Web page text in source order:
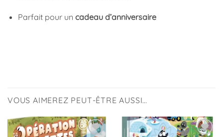
Parfait pour un cadeau d’anniversaire
VOUS AIMEREZ PEUT-ÊTRE AUSSI…